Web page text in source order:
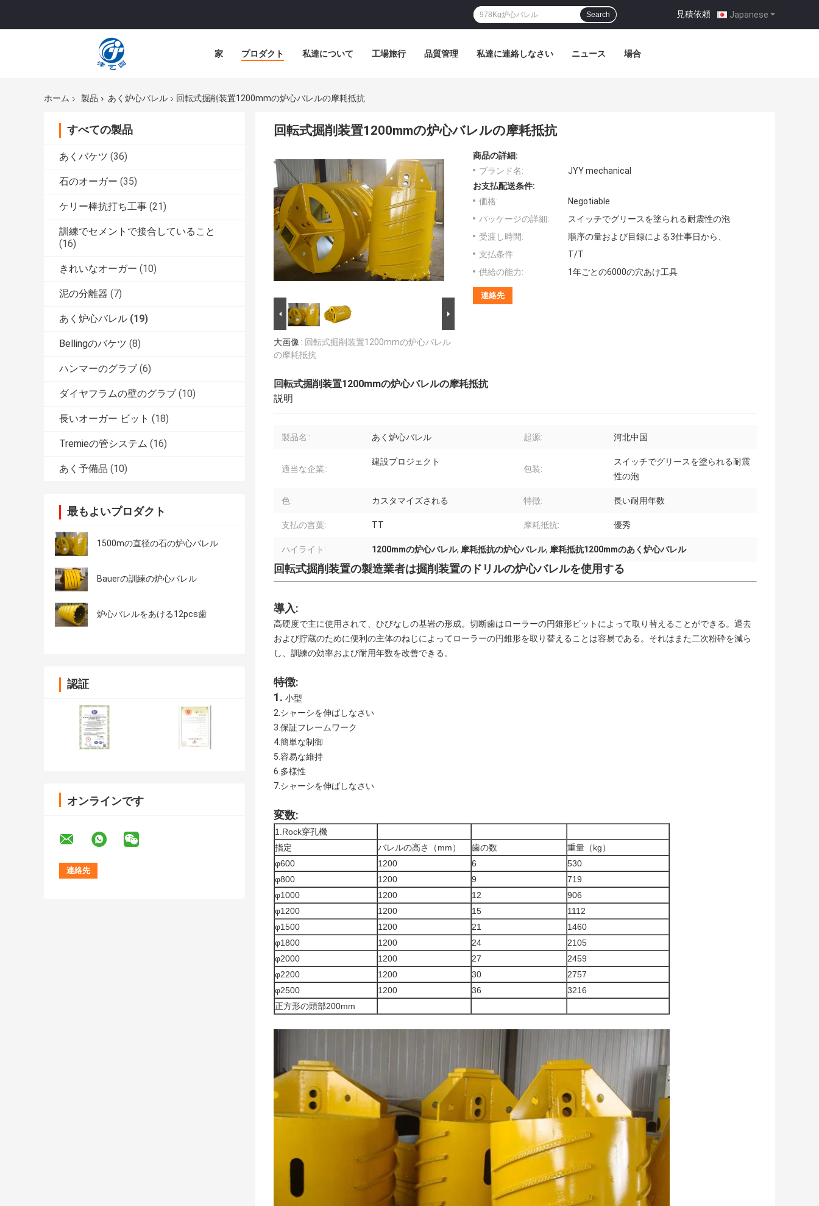
Japanese
見積依頼 |
Search
家 プロダクト 私達について 工場旅行 品質管理 私達に連絡しなさい ニュース 場合
ホーム 製品 あく炉心バレル 回転式掘削装置1200mmの炉心バレルの摩耗抵抗
すべての製品
あくバケツ (36)
石のオーガー (35)
ケリー棒抗打ち工事 (21)
訓練でセメントで接合していること
(16)
きれいなオーガー (10)
泥の分離器 (7)
あく炉心バレル (19)
Bellingのバケツ (8)
ハンマーのグラブ (6)
ダイヤフラムの壁のグラブ (10)
長いオーガー ビット (18)
Tremieの管システム (16)
あく予備品 (10)
最もよいプロダクト
1500mの直径の石の炉心バレル
Bauerの訓練の炉心バレル
炉心バレルをあける12pcs歯
認証
オンラインです
回転式掘削装置1200mmの炉心バレルの摩耗抵抗
大画像 : 回転式掘削装置1200mmの炉心バレル
の摩耗抵抗
商品の詳細:
ブランド名:
JYY mechanical
お支払配送条件:
価格:
Negotiable
パッケージの詳細:
スイッチでグリースを塗られる耐震性の泡
受渡し時間:
順序の量および目録による3仕事日から、
支払条件:
T/T
供給の能力:
1年ごとの6000の穴あけ工具
連絡先
回転式掘削装置1200mmの炉心バレルの摩耗抵抗
説明
製品名:: あく炉心バレル 起源: 河北中国
適当な企業::
建設プロジェクト
包装:
スイッチでグリースを塗られる耐震
性の泡
色: カスタマイズされる 特徴: 長い耐用年数
支払の言葉: TT 摩耗抵抗: 優秀
ハイライト: 1200mmの炉心バレル, 摩耗抵抗の炉心バレル, 摩耗抵抗1200mmのあく炉心バレル
回転式掘削装置の製造業者は掘削装置のドリルの炉心バレルを使用する
導入:
高硬度で主に使用されて、ひびなしの基岩の形成。切断歯はローラーの円錐形ビットによって取り替えることができる。退去
および貯蔵のために便利の主体のねじによってローラーの円錐形を取り替えることは容易である。それはまた二次粉砕を減ら
し、訓練の効率および耐用年数を改善できる。
特徴:
1. 小型
2.シャーシを伸ばしなさい
3.保証フレームワーク
4.簡単な制御
5.容易な維持
6.多様性
7.シャーシを伸ばしなさい
変数:
1.Rock穿孔機
指定
バレルの高さ（mm） 歯の数
重量（kg）
φ600
1200 6
530
φ800
1200 9
719
φ1000
1200 12
906
φ1200
1200 15
1112
φ1500
1200 21
1460
φ1800
1200 24
2105
φ2000
1200 27
2459
φ2200
1200 30
2757
φ2500
1200 36
3216
正方形の頭部200mm